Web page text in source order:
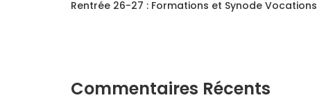
Rentrée 26-27 : Formations et Synode Vocations
Commentaires Récents